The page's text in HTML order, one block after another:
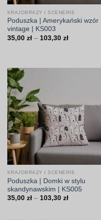
KRAJOBRAZY I SCENERIE
Poduszka | Amerykański wzór
vintage | KS003
35,00 zł – 103,30 złZakres
103,30 zł
KRAJOBRAZY I SCENERIE
Poduszka | Domki w stylu
skandynawskim | KS005
35,00 zł – 103,30 złZakres